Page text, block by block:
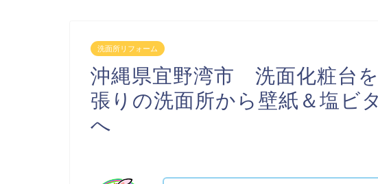
洗面所リフォーム
沖縄県宜野湾市 洗面化粧台
張りの洗面所から壁紙＆塩ビ
へ